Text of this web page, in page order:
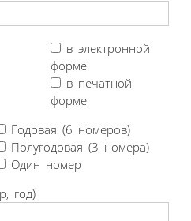
в электронной
форме
в печатной
форме
Годовая (6 номеров)
Полугодовая (3 номера)
Один номер
год)